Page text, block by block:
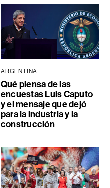
ARGENTINA
Qué piensa de las
encuestas Luis Caputo
y el mensaje que dejó
para la industria y la
construcción